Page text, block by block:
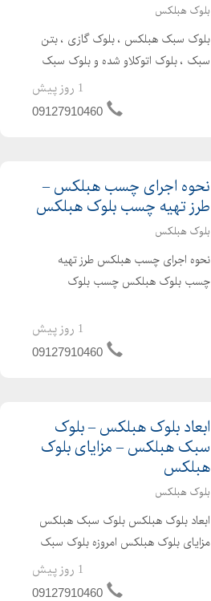
بلوک هبلکس
بلوک سبک هبلکس ، بلوک گازی ، بتن
سبک ، بلوک اتوکلاو شده و بلوک سبک
aac، از بهترین مصالح نوین ساختمانی
هستند که کاربرد اصلی آنها در عایق کاری
1 روز پیش
09127910460
نحوه اجرای چسب هبلکس –
طرز تهیه چسب بلوک هبلکس
بلوک هبلکس
نحوه اجرای چسب هبلکس طرز تهیه
چسب بلوک هبلکس چسب بلوک
دوام در چسباندن بلوکهای هبلکس به
شمار میآید. از این رو توجه به نحوه عمل
1 روز پیش
09127910460
ابعاد بلوک هبلکس – بلوک
سبک هبلکس – مزایای بلوک
هبلکس
بلوک هبلکس
ابعاد بلوک هبلکس بلوک سبک هبلکس
مزایای بلوک هبلکس امروزه بلوک سبک
هبلکس ، یکی از پرکاربردترین مصالح
ساختمانی نوین ، در دیوارچینی است.
1 روز پیش
09127910460